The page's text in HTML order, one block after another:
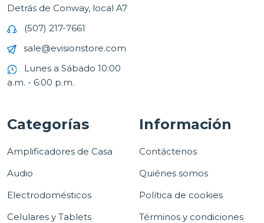
Detrás de Conway, local A7
(507) 217-7661
sale@evisionstore.com
Lunes a Sábado 10:00
a.m. - 6:00 p.m.
Categorías
Amplificadores de Casa
Audio
Electrodomésticos
Celulares y Tablets
Información
Contáctenos
Quiénes somos
Política de cookies
Términos y condiciones